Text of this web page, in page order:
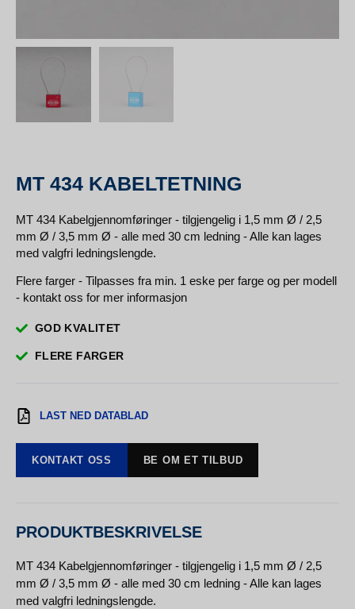
MT 434 KABELTETNING
MT 434 Kabelgjennomføringer - tilgjengelig i 1,5 mm Ø / 2,5
mm Ø / 3,5 mm Ø - alle med 30 cm ledning - Alle kan lages
med valgfri ledningslengde.
Flere farger - Tilpasses fra min. 1 eske per farge og per modell
- kontakt oss for mer informasjon
GOD KVALITET
FLERE FARGER
LAST NED DATABLAD
KONTAKT OSS BE OM ET TILBUD
PRODUKTBESKRIVELSE
MT 434 Kabelgjennomføringer - tilgjengelig i 1,5 mm Ø / 2,5
mm Ø / 3,5 mm Ø - alle med 30 cm ledning - Alle kan lages
med valgfri ledningslengde.